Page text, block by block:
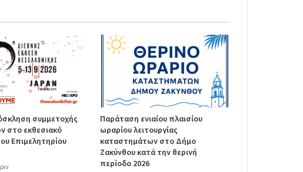
συμμετοχής
στο εκθεσιακό
Επιμελητηρίου
Παράταση ενιαίου πλαισίου
ωραρίου λειτουργίας
καταστημάτων στο Δήμο
Ζακύνθου κατά την θερινή
περίοδο 2026